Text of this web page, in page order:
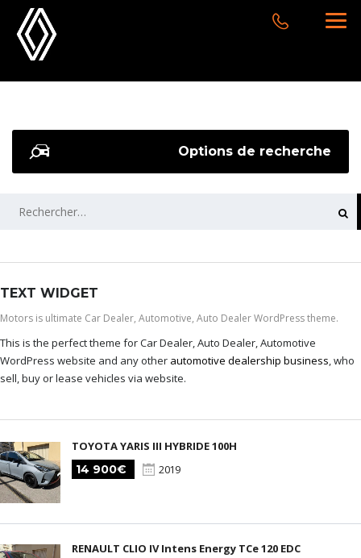
Options de recherche
RECHERCHER :
TEXT WIDGET
Motors is ultimate Car Dealer, Automotive, Auto Dealer WordPress theme.
This is the perfect theme for Car Dealer, Auto Dealer, Automotive
WordPress website and any other automotive dealership business, who
sell, buy or lease vehicles via website.
TOYOTA YARIS III HYBRIDE 100H
14 900€
2019
RENAULT CLIO IV Intens Energy TCe 120 EDC